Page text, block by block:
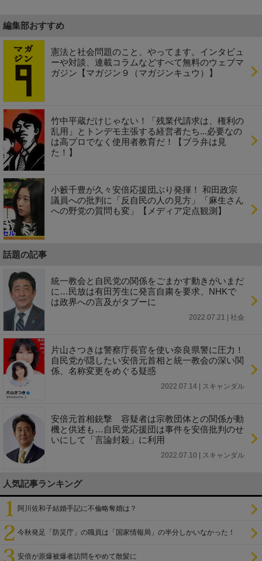
編集部おすすめ
憲法と社会問題のこと、やってます。インタビュ
ーや対談、連載コラムなどすべて無料のウェブマ
ガジン【マガジン９（マガジンキュウ）】
竹中平蔵だけじゃない！「残業代請求は、権利の
乱用」とトンデモ主張する経営者たち...必要なの
は高プロでなく使用者教育だ！【ブラ弁は見
た！】
小籔千豊が久々安倍応援団ぶり発揮！ 和田政宗
議員への批判に「反自民の人の見方」「麻生さん
への野党の質問も変」【メディア定点観測】
話題の記事
統一教会と自民党の関係をごまかす動きがいまだ
に…民放は有田芳生に発言自粛を要求、NHKで
は政界への言及がタブーに
2022.07.21 | 社会
片山さつきは警察庁長官を使い奈良県警に圧力！
自民党が隠したい安倍元首相と統一教会の深い関
係、名称変更をめぐる疑惑
2022.07.14 | スキャンダル
安倍元首相銃撃 容疑者は宗教団体との関係が動
機と供述も…自民党応援団は事件を安倍批判のせ
いにして「言論封殺」に利用
2022.07.10 | スキャンダル
人気記事ランキング
阿川佐和子結婚手記に不倫略奪婚は？
今秋発足「防災庁」の職員は「国家情報局」の半分しかいなかった！
安倍が原爆被爆者訪問をやめて散髪に